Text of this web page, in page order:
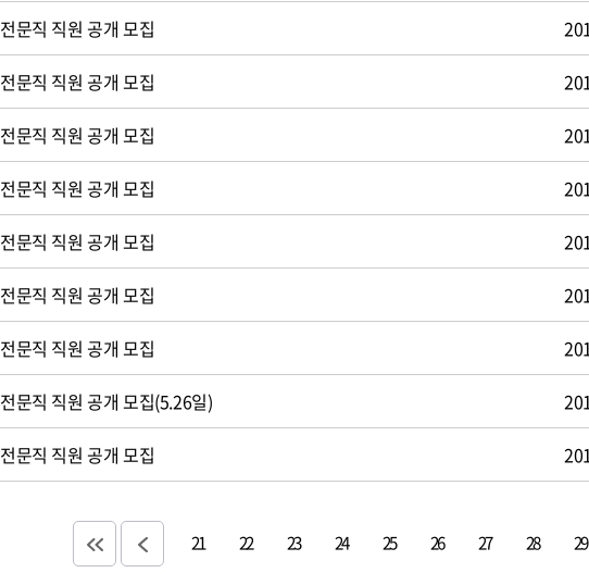
전문직 직원 공개 모집
전문직 직원 공개 모집
전문직 직원 공개 모집
전문직 직원 공개 모집
전문직 직원 공개 모집
전문직 직원 공개 모집
전문직 직원 공개 모집
전문직 직원 공개 모집(5.26일)
전문직 직원 공개 모집
21 22 23 24 25 26 27 28 29